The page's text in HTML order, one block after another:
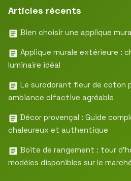
Articles récents
Bien choisir une applique
Applique murale extérieure :
luminaire idéal
Le surodorant fleur de coton
ambiance olfactive agréable
Décor provençal : Guide
chaleureux et authentique
Boite de rangement : tour
modèles disponibles sur le